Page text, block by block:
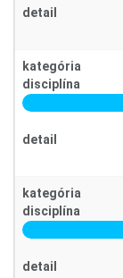
detail
kategória
disciplína
detail
kategória
disciplína
detail